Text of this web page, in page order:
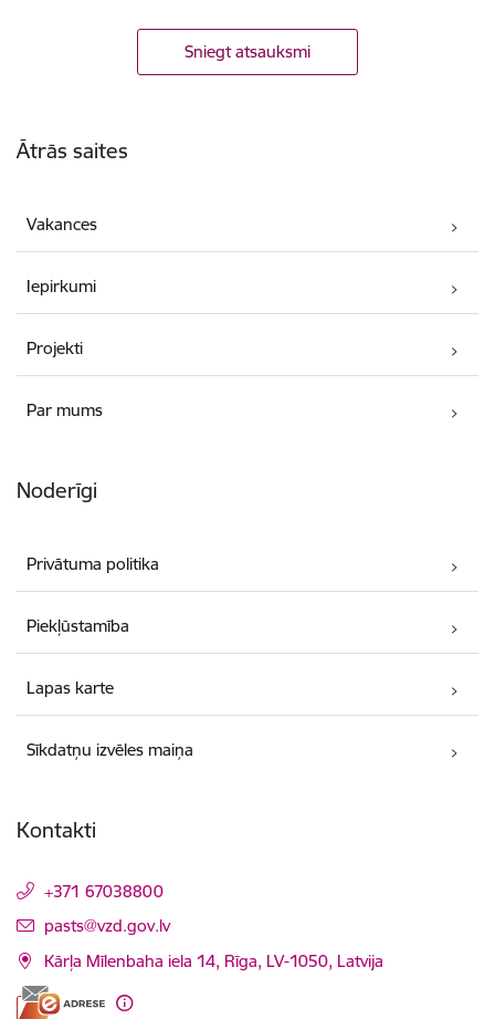
Sniegt atsauksmi
Ātrās saites
Vakances
Iepirkumi
Projekti
Par mums
Noderīgi
Privātuma politika
Piekļūstamība
Lapas karte
Sīkdatņu izvēles maiņa
Kontakti
+371 67038800
E-pasts:
pasts@vzd.gov.lv
Kārļa Mīlenbaha iela 14, Rīga, LV-1050, Latvija